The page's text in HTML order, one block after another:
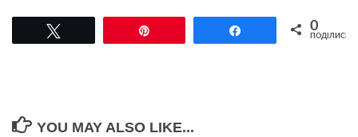
Поділитися0
ПОДІЛИСЬ
YOU MAY ALSO LIKE...